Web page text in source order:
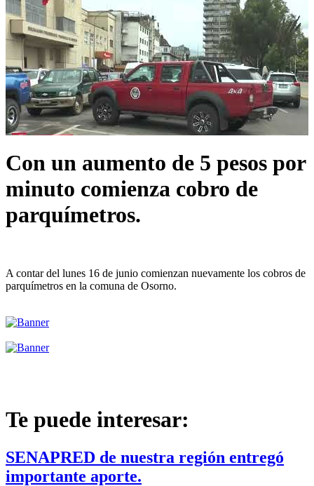
Con un aumento de 5 pesos por
minuto comienza cobro de
parquímetros.
A contar del lunes 16 de junio comienzan nuevamente los cobros de
parquímetros en la comuna de Osorno.
Te puede interesar:
SENAPRED de nuestra región entregó
importante aporte.